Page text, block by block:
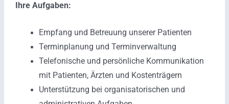
Ihre Aufgaben:
Empfang und Betreuung unserer Patienten
Terminplanung und Terminverwaltung
Telefonische und persönliche Kommunikation
mit Patienten, Ärzten und Kostenträgern
Unterstützung bei organisatorischen und